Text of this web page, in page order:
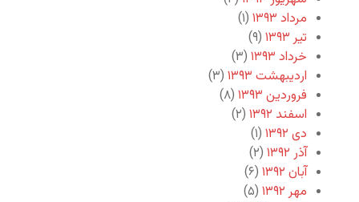
مرداد ۱۳۹۳
(۱)
تیر ۱۳۹۳
(۹)
خرداد ۱۳۹۳
(۳)
اردیبهشت ۱۳۹۳
(۳)
فروردین ۱۳۹۳
(۸)
اسفند ۱۳۹۲
(۲)
دی ۱۳۹۲
(۱)
آذر ۱۳۹۲
(۲)
آبان ۱۳۹۲
(۶)
مهر ۱۳۹۲
(۵)